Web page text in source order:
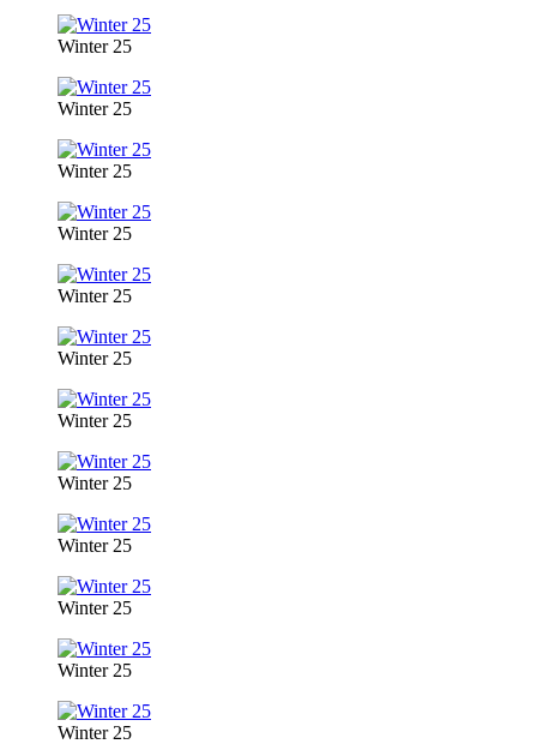
Winter 25
Winter 25
Winter 25
Winter 25
Winter 25
Winter 25
Winter 25
Winter 25
Winter 25
Winter 25
Winter 25
Winter 25